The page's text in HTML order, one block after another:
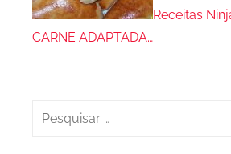
Receitas
CARNE ADAPTADA…
Pesquisar